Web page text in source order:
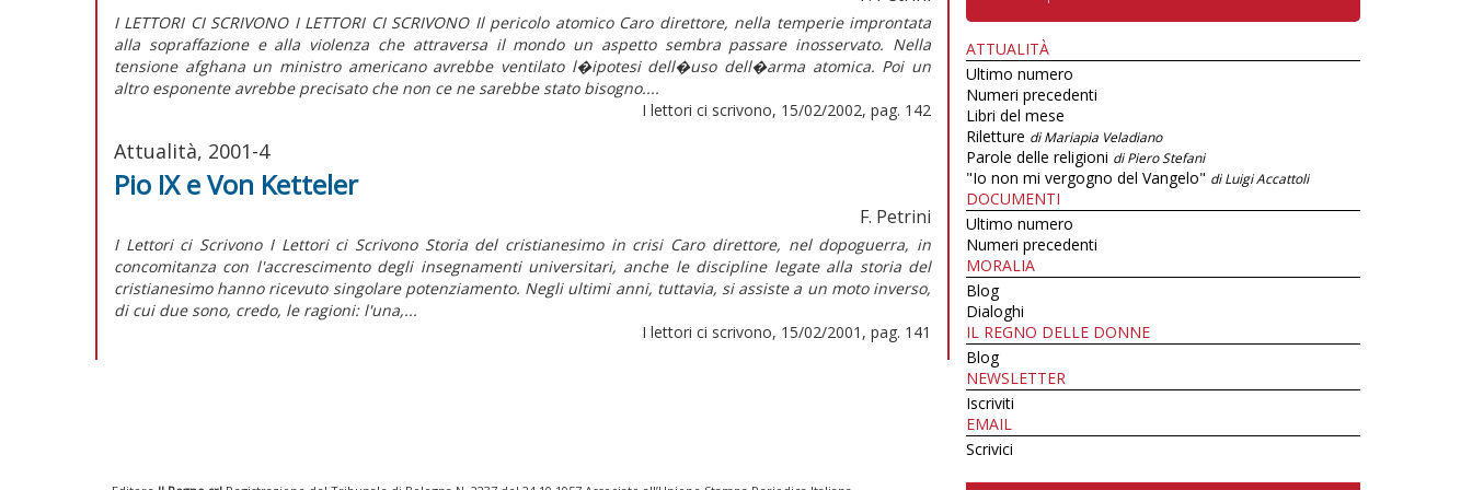
I LETTORI CI SCRIVONO I LETTORI CI SCRIVONO Il pericolo atomico Caro direttore, nella temperie improntata
alla sopraffazione e alla violenza che attraversa il mondo un aspetto sembra passare inosservato. Nella
tensione afghana un ministro americano avrebbe ventilato l�ipotesi dell�uso dell�arma atomica. Poi un
altro esponente avrebbe precisato che non ce ne sarebbe stato bisogno....
I lettori ci scrivono, 15/02/2002, pag. 142
Attualità, 2001-4
Pio IX e Von Ketteler
F. Petrini
I Lettori ci Scrivono I Lettori ci Scrivono Storia del cristianesimo in crisi Caro direttore, nel dopoguerra, in
concomitanza con l'accrescimento degli insegnamenti universitari, anche le discipline legate alla storia del
cristianesimo hanno ricevuto singolare potenziamento. Negli ultimi anni, tuttavia, si assiste a un moto inverso,
di cui due sono, credo, le ragioni: l'una,...
I lettori ci scrivono, 15/02/2001, pag. 141
ATTUALITÀ
Ultimo numero
Numeri precedenti
Libri del mese
Riletture di Mariapia Veladiano
Parole delle religioni di Piero Stefani
"Io non mi vergogno del Vangelo" di Luigi Accattoli
DOCUMENTI
Ultimo numero
Numeri precedenti
MORALIA
Blog
Dialoghi
IL REGNO DELLE DONNE
Blog
NEWSLETTER
Iscriviti
EMAIL
Scrivici